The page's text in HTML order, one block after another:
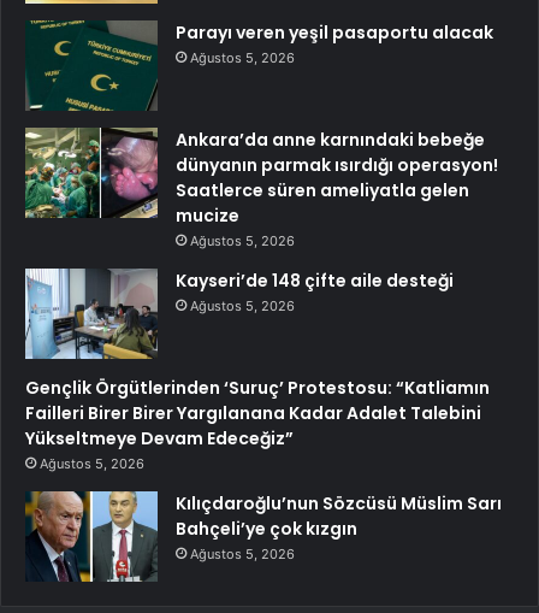
Parayı veren yeşil pasaportu alacak
Ağustos 5, 2026
Ankara’da anne karnındaki bebeğe
dünyanın parmak ısırdığı operasyon!
Saatlerce süren ameliyatla gelen
mucize
Ağustos 5, 2026
Kayseri’de 148 çifte aile desteği
Ağustos 5, 2026
Gençlik Örgütlerinden ‘Suruç’ Protestosu: “Katliamın
Failleri Birer Birer Yargılanana Kadar Adalet Talebini
Yükseltmeye Devam Edeceğiz”
Ağustos 5, 2026
Kılıçdaroğlu’nun Sözcüsü Müslim Sarı
Bahçeli’ye çok kızgın
Ağustos 5, 2026